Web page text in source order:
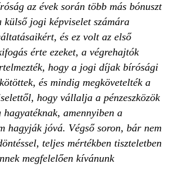
az évek során több más bónuszt
külső jogi képviselet számára
és ez volt az első
érte ezeket, a végrehajtók
hogy a jogi díjak bírósági
és mindig megkövetelték a
hogy vállalja a pénzeszközök
hagyatéknak, amennyiben a
hagyják jóvá. Végső soron, bár nem
teljes mértékben tiszteletben
megfelelően kívánunk